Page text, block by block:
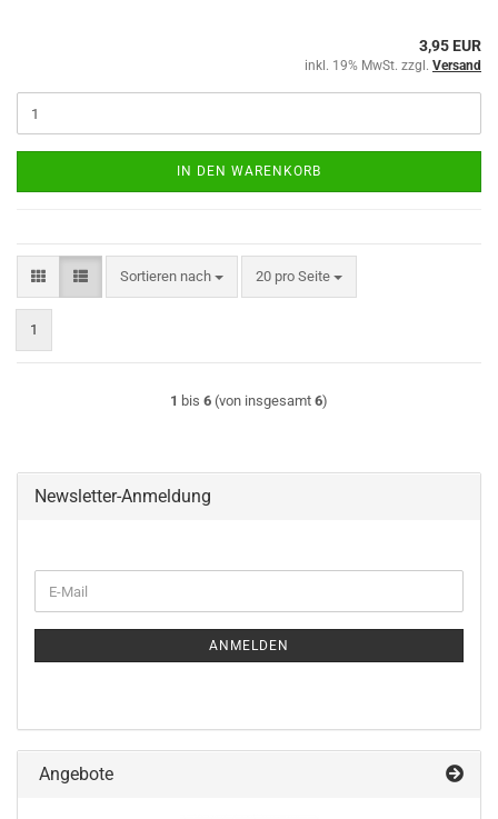
3,95 EUR
inkl. 19% MwSt. zzgl. Versand
IN DEN WARENKORB
Sortieren nach
Sortieren nach 20 pro Seite
pro Seite
1
1 bis 6 (von insgesamt 6)
Newsletter-Anmeldung
ZUR
E-
Mail
ANMELDEN
Angebote